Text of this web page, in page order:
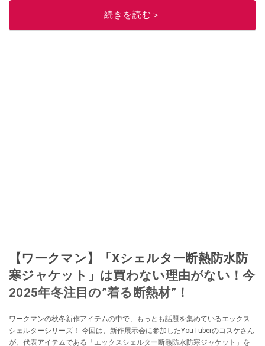
このイチオシストの他の記事を読む
続きを読む＞
【ワークマン】「Xシェルター断熱防水防
寒ジャケット」は買わない理由がない！今
2025年冬注目の”着る断熱材”！
ワークマンの秋冬新作アイテムの中で、もっとも話題を集めているエックス
シェルターシリーズ！ 今回は、新作展示会に参加したYouTuberのコスケさん
が、代表アイテムである「エックスシェルター断熱防水防寒ジャケット」を